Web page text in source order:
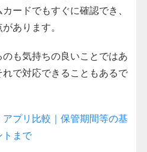
ードでもすぐに確認でき、
あります。
も気持ちの良いことではあ
で対応できることもあるで
アプリ比較｜保管期間等の基
トまで